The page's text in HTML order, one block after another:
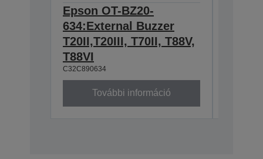
Epson OT-BZ20-
634:External Buzzer
T20II,T20III, T70II, T88V,
T88VI
C32C890634
További információ